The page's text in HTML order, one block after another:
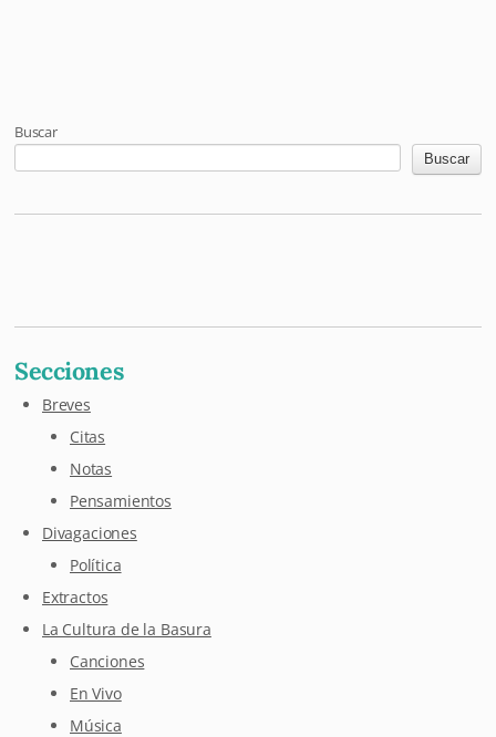
Buscar
Buscar
Secciones
Breves
Citas
Notas
Pensamientos
Divagaciones
Política
Extractos
La Cultura de la Basura
Canciones
En Vivo
Música